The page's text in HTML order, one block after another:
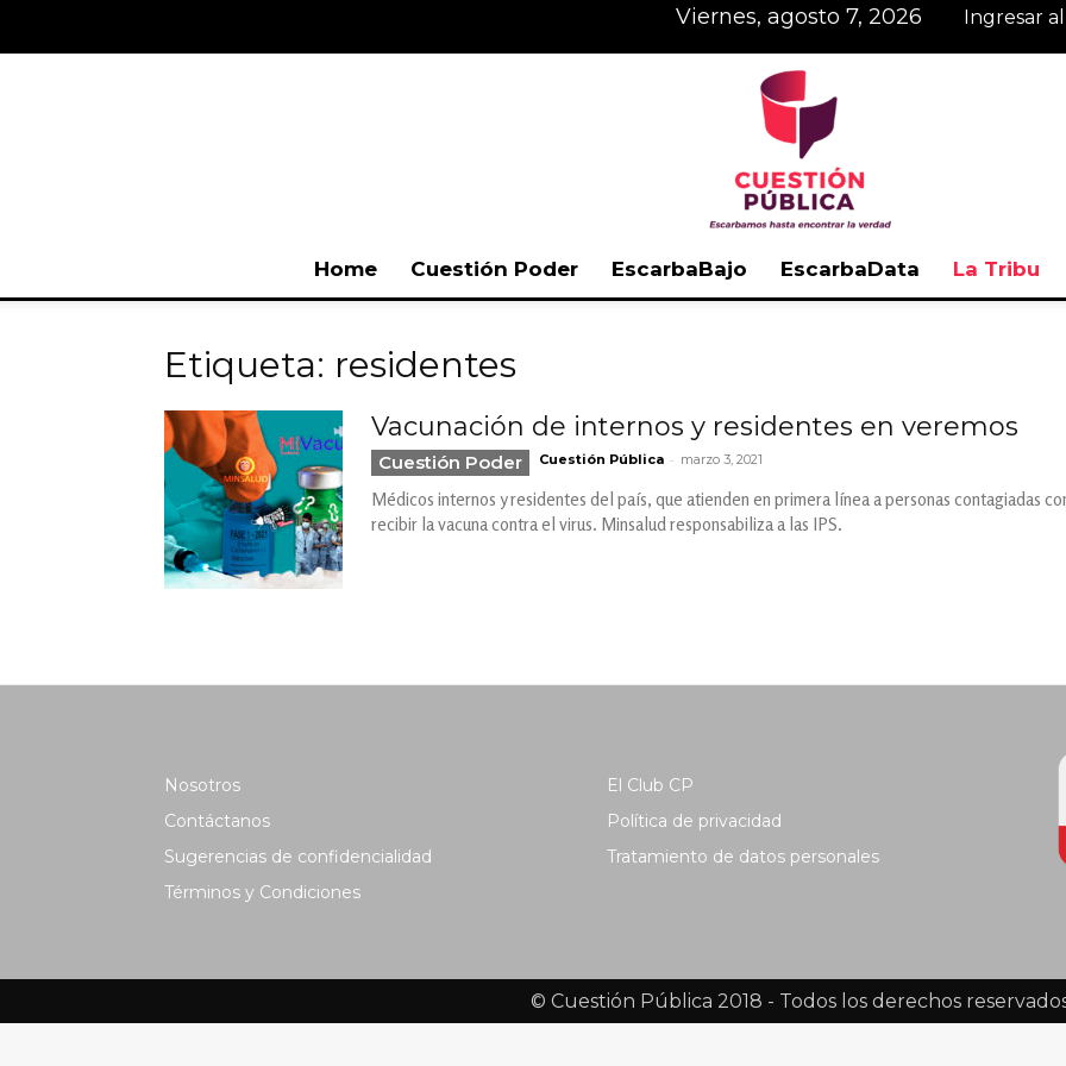
viernes, agosto 7, 2026 Ingresar
Home Cuestión Poder EscarbaBajo EscarbaData La Tribu
Etiqueta: residentes
Vacunación de internos y residentes en veremos
Cuestión Poder Cuestión Pública - marzo 3, 2021
Médicos internos y residentes del país, que atienden en primera línea a personas contagiadas
recibir la vacuna contra el virus. Minsalud responsabiliza a las IPS.
Nosotros
Contáctanos
Sugerencias de confidencialidad
Términos y Condiciones
El Club CP
Política de privacidad
Tratamiento de datos personales
© Cuestión Pública 2018 - Todos los derechos